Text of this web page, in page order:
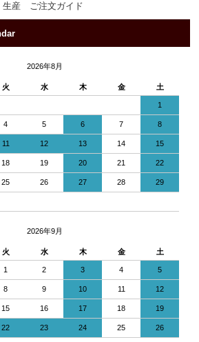
生産 ご注文ガイド
2026年8月
火 水 木 金 土
1
4 5 6 7 8
11 12 13 14 15
18 19 20 21 22
25 26 27 28 29
2026年9月
火 水 木 金 土
1 2 3 4 5
8 9 10 11 12
15 16 17 18 19
22 23 24 25 26